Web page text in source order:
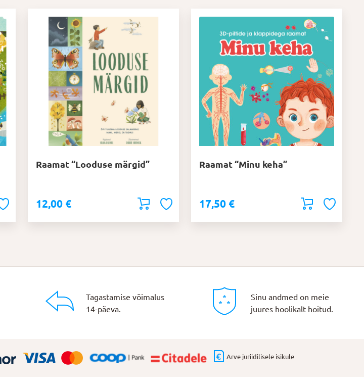
Raamat “Looduse märgid”
12,00 €
Raamat “Minu keha”
17,50 €
Tagastamise võimalus
14-päeva.
Sinu andmed on meie
juures hoolikalt hoitud.
Arve juriidilisele isikule